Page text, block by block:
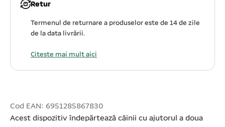
Retur
Termenul de returnare a produselor este de 14 de zile
de la data livrării.
Citeste mai mult aici
Cod EAN: 6951285867830
Acest dispozitiv îndepărtează câinii cu ajutorul a doua